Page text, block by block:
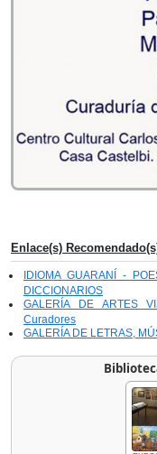
Enlace(s)
IDIOMA GUARANÍ -
DICCIONARIOS
GALERÍA DE ARTES
Curadores
GALERÍA DE LETRAS,